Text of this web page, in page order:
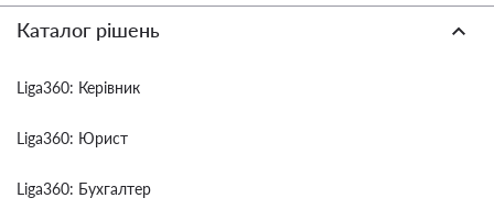
Каталог рішень
Liga360: Керівник
Liga360: Юрист
Liga360: Бухгалтер